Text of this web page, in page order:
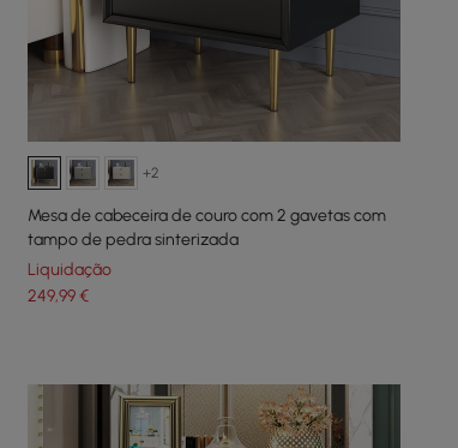
+2
Mesa de cabeceira de couro com 2 gavetas com
tampo de pedra sinterizada
Liquidação
249,99€